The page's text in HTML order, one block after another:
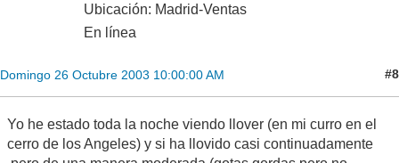
Ubicación: Madrid-Ventas
En línea
Domingo 26 Octubre 2003 10:00:00 AM #8
Yo he estado toda la noche viendo llover (en mi curro en el
cerro de los Angeles) y si ha llovido casi continuadamente